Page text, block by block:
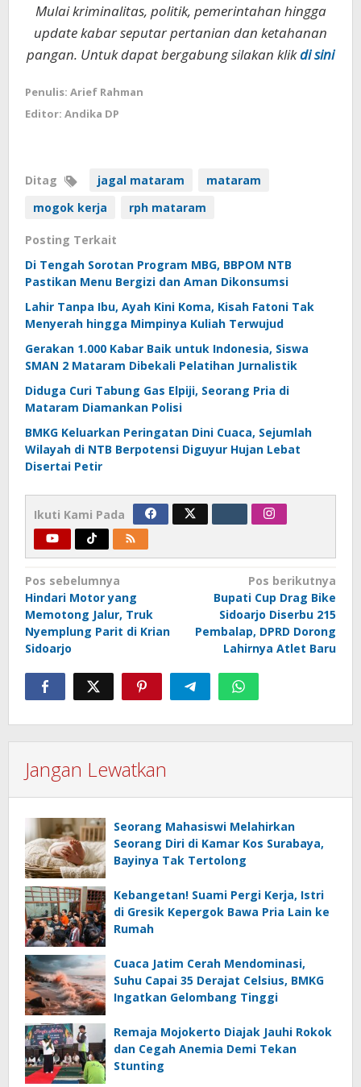
Mulai kriminalitas, politik, pemerintahan hingga
update kabar seputar pertanian dan ketahanan
pangan. Untuk dapat bergabung silakan klikdi sini
Penulis: Arief Rahman
Editor: Andika DP
Ditag jagal mataram
mataram
mogok kerja
rph mataram
Posting Terkait
Di Tengah Sorotan Program MBG, BBPOM NTB
Pastikan Menu Bergizi dan Aman Dikonsumsi
Lahir Tanpa Ibu, Ayah Kini Koma, Kisah Fatoni Tak
Menyerah hingga Mimpinya Kuliah Terwujud
Gerakan 1.000 Kabar Baik untuk Indonesia, Siswa
SMAN 2 Mataram Dibekali Pelatihan Jurnalistik
Diduga Curi Tabung Gas Elpiji, Seorang Pria di
Mataram Diamankan Polisi
BMKG Keluarkan Peringatan Dini Cuaca, Sejumlah
Wilayah di NTB Berpotensi Diguyur Hujan Lebat
Disertai Petir
Ikuti Kami Pada
Navigasi
pos
Pos sebelumnya
Hindari Motor yang
Memotong Jalur, Truk
Nyemplung Parit di Krian
Sidoarjo
Pos berikutnya
Bupati Cup Drag Bike
Sidoarjo Diserbu 215
Pembalap, DPRD Dorong
Lahirnya Atlet Baru
Jangan Lewatkan
Seorang Mahasiswi Melahirkan
Seorang Diri di Kamar Kos Surabaya,
Bayinya Tak Tertolong
Kebangetan! Suami Pergi Kerja, Istri
di Gresik Kepergok Bawa Pria Lain ke
Rumah
Cuaca Jatim Cerah Mendominasi,
Suhu Capai 35 Derajat Celsius, BMKG
Ingatkan Gelombang Tinggi
Remaja Mojokerto Diajak Jauhi Rokok
dan Cegah Anemia Demi Tekan
Stunting